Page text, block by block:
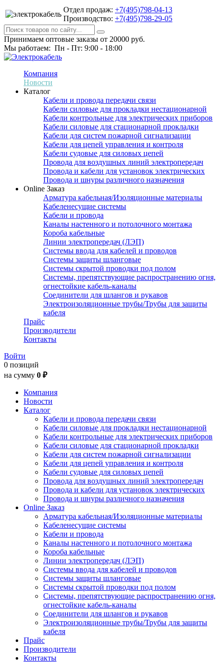
Отдел продаж: +7(495)798-04-13
Производство: +7(495)798-29-05
Принимаем оптовые заказы от 20000 руб.
Мы работаем: Пн - Пт: 9:00 - 18:00
Компания
Новости
Каталог
Кабели и провода передачи связи
Кабели силовые для прокладки нестационарной
Кабели контрольные для электрических приборов
Кабели силовые для стационарной прокладки
Кабели для систем пожарной сигнализации
Кабели для цепей управления и контроля
Кабели судовые для силовых цепей
Провода для воздушных линий электропередач
Провода и кабели для установок электрических
Провода и шнуры различного назначения
Online Заказ
Арматура кабельная/Изоляционные материалы
Кабеленесущие системы
Кабели и провода
Каналы настенного и потолочного монтажа
Короба кабельные
Линии электропередач (ЛЭП)
Системы ввода для кабелей и проводов
Системы защиты шланговые
Системы скрытой проводки под полом
Системы, препятствующие распространению огня,
огнестойкие кабель-каналы
Соединители для шлангов и рукавов
Электроизоляционные трубы/Трубы для защиты
кабеля
Прайс
Производители
Контакты
Войти
0 позиций
на сумму 0 ₽
Компания
Новости
Каталог
Кабели и провода передачи связи
Кабели силовые для прокладки нестационарной
Кабели контрольные для электрических приборов
Кабели силовые для стационарной прокладки
Кабели для систем пожарной сигнализации
Кабели для цепей управления и контроля
Кабели судовые для силовых цепей
Провода для воздушных линий электропередач
Провода и кабели для установок электрических
Провода и шнуры различного назначения
Online Заказ
Арматура кабельная/Изоляционные материалы
Кабеленесущие системы
Кабели и провода
Каналы настенного и потолочного монтажа
Короба кабельные
Линии электропередач (ЛЭП)
Системы ввода для кабелей и проводов
Системы защиты шланговые
Системы скрытой проводки под полом
Системы, препятствующие распространению огня,
огнестойкие кабель-каналы
Соединители для шлангов и рукавов
Электроизоляционные трубы/Трубы для защиты
кабеля
Прайс
Производители
Контакты